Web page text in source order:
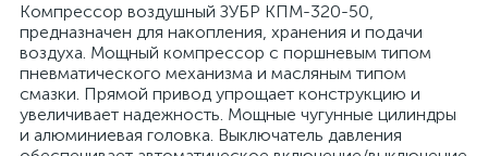
Компрессор воздушный ЗУБР КПМ-320-50,
предназначен для накопления, хранения и подачи
воздуха. Мощный компрессор с поршневым типом
пневматического механизма и масляным типом
смазки. Прямой привод упрощает конструкцию и
увеличивает надежность. Мощные чугунные цилиндры
и алюминиевая головка. Выключатель давления